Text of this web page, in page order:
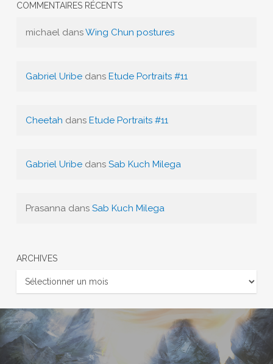
COMMENTAIRES RÉCENTS
michaeldansWing Chun postures
Gabriel Uribedans Etude Portraits #11
Cheetah dans Etude Portraits #11
Gabriel Uribedans Sab Kuch Milega
Prasannadans Sab Kuch Milega
ARCHIVES
Archives